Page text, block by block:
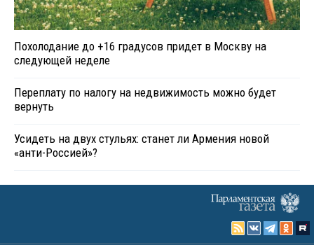
Похолодание до +16 градусов придет в Москву на
следующей неделе
Переплату по налогу на недвижимость можно будет
вернуть
Усидеть на двух стульях: станет ли Армения новой
«анти-Россией»?